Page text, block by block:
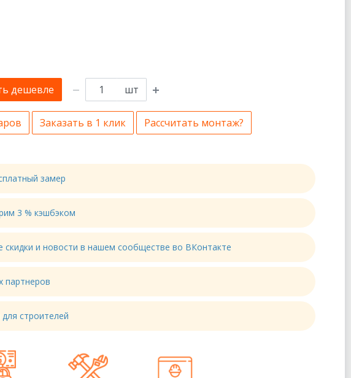
дешевле шт
Заказать в 1 клик Рассчитать монтаж?
замер
3 % кэшбэком
скидки и новости в нашем сообществе во ВКонтакте
партнеров
строителей